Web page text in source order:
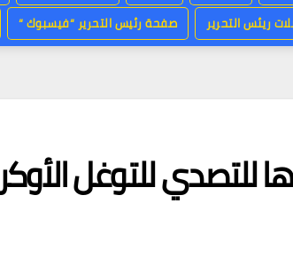
ريئس التحرير
صفحة رئيس التحرير “فيسبوك “
للتصدي للتوغل